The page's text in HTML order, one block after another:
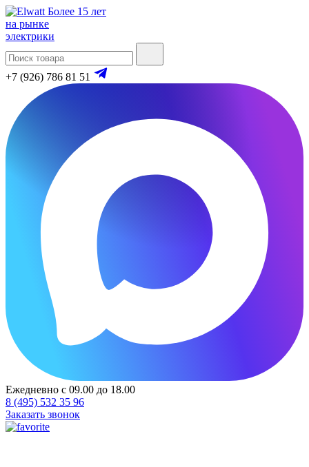
Более 15 лет
на рынке
электрики
+7 (926) 786 81 51
Ежедневно с 09.00 до 18.00
8 (495) 532 35 96
Заказать звонок